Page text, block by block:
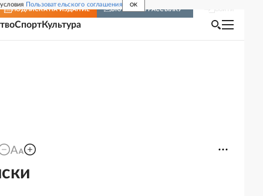
Пользовательского соглашения OK
ПОДПИСКА НА ИЗДАНИЕ ВКЛЮЧИТЬ РАССЫЛКУ
СпортКультура